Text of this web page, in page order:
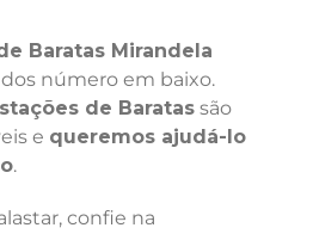
Baratas Mirandela
número em baixo.
de Baratas são
e queremos ajudá-lo
.
confie na